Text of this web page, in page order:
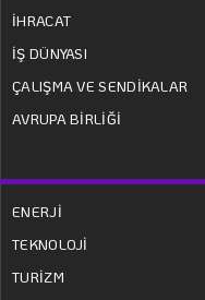
İHRACAT
İŞ DÜNYASI
ÇALIŞMA VE SENDİKALAR
AVRUPA BİRLİĞİ
ENERJİ
TEKNOLOJİ
TURİZM